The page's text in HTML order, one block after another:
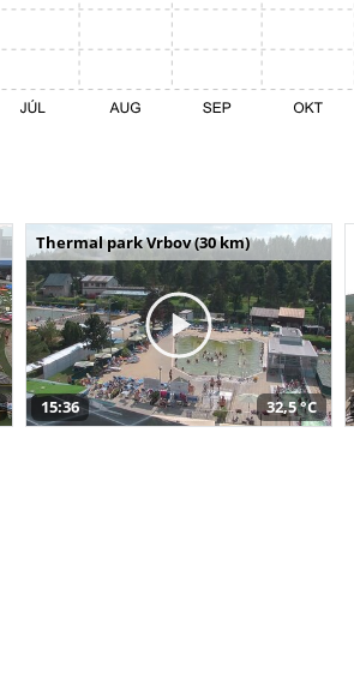
Thermal park Vrbov (30 km)
15:36 32,5 °C